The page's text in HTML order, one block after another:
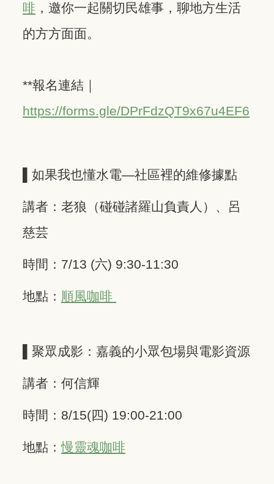
啡 ，邀你一起關切民雄事，聊地方生活
的方方面面。
**報名連結｜
https://forms.gle/DPrFdzQT9x67u4EF6
▌如果我也懂水電—社區裡的維修據點
講者：老狼（碰碰諸羅山負責人）、呂
慈芸
時間：7/13 (六) 9:30-11:30
地點： 順風咖啡
▌聚眾成影：嘉義的小眾包場與電影資源
講者：何信輝
時間：8/15(四) 19:00-21:00 ​ ​
地點：慢靈魂咖啡